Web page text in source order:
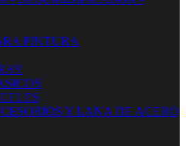
PINTURA
Y LANA DE ACERO